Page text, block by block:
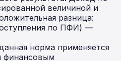
величиной и
разница:
по ПФИ) —
норма применяется
финансовым